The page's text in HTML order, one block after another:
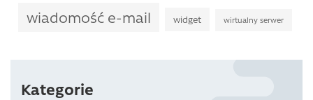
wiadomość e-mail widget wirtualny serwer
Kategorie